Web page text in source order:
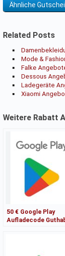
Ähnliche
Related Posts
Mode &
Falke
Dessous
Ladegeräte
Xiaomi
Weitere Rabatt
50 € Google Play
Aufladecode